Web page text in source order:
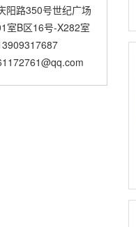
阳路350号世纪广场
室B区16号-X282室